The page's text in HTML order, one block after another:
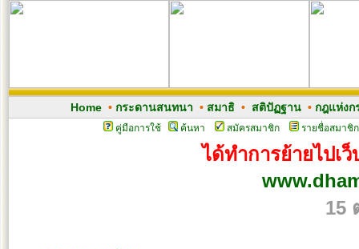
Home• กระดานสนทนา • สมาธิ• สติปัฏฐาน• กฎแห่งก
คู่มือการใช้ ค้นหา สมัครสมาชิก รายชื่อสมาชิก
ได้ทำการย้ายไปเ
15